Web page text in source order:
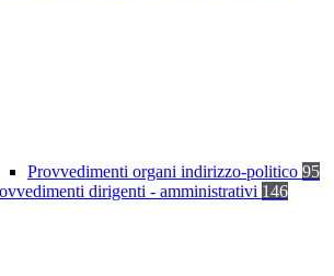
Provvedimenti organi indirizzo-politico 95
dirigenti - amministrativi 146